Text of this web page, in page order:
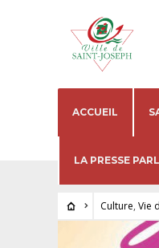
ACCUEIL
LA PRESSE
Culture, Vie